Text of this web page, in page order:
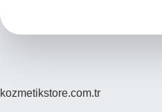
kozmetikstore.com.tr